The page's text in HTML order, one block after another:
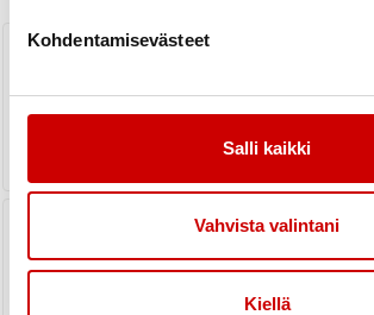
Kohdentamisevästeet
Salli kaikki
Vahvista valintani
Kiellä
Pöytyän Enkelipuistossa
Yhdistyksemme Sydänviikko